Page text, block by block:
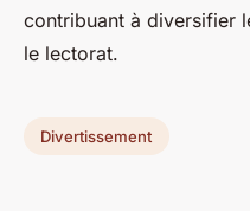
contribuant à diversifier
le lectorat.
Divertissement